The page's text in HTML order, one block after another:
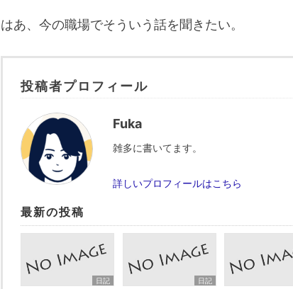
はあ、今の職場でそういう話を聞きたい。
投稿者プロフィール
Fuka
雑多に書いてます。
詳しいプロフィールはこちら
最新の投稿
日記
日記